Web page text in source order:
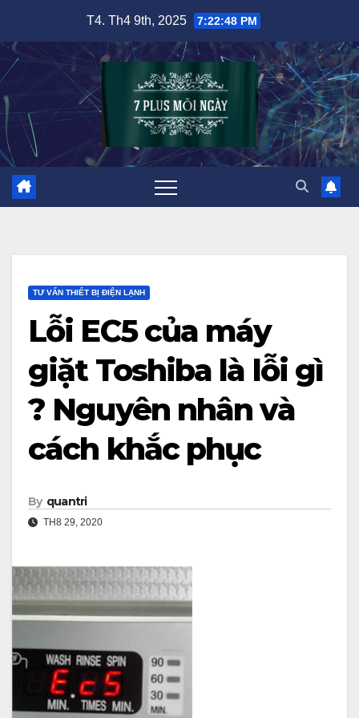
content
T4. Th4 9th, 2025 7:22:49 PM
TƯ VẤN THIẾT BỊ ĐIỆN LẠNH
Lỗi EC5 của máy
giặt Toshiba là lỗi gì
? Nguyên nhân và
cách khắc phục
By quantri
TH8 29, 2020